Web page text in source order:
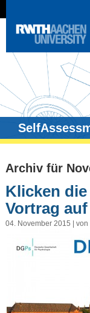
Archiv für
Klicken
Vortrag
04. November 2015 | von